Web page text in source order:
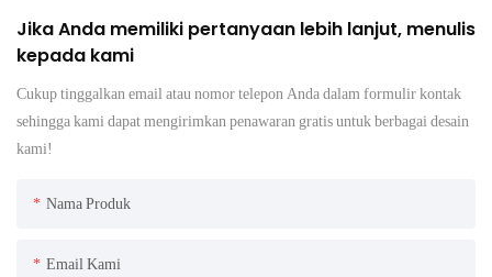
Jika Anda memiliki pertanyaan lebih lanjut, menulis
kepada kami
Cukup tinggalkan email atau nomor telepon Anda dalam formulir kontak
sehingga kami dapat mengirimkan penawaran gratis untuk berbagai desain
kami!
Nama Produk
Email Kami